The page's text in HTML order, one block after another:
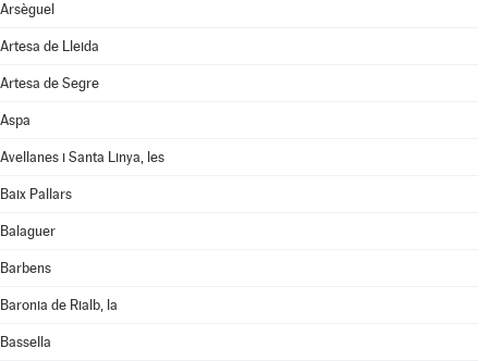
Arsèguel
Artesa de Lleida
Artesa de Segre
Aspa
Avellanes i Santa Linya, les
Baix Pallars
Balaguer
Barbens
Baronia de Rialb, la
Bassella